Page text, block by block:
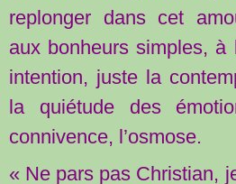
replonger dans cet
aux bonheurs simples,
intention, juste la
la quiétude des
connivence, l’osmose.
« Ne pars pas Christian,